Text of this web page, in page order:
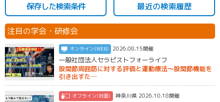
保存した検索条件 最近の検索履歴
注目の学会・研修会
オンライン(WEB) 2026.08.15開催
一般社団法人セラピストフォーライフ
股関節周囲筋に対する評価と運動療法〜股関節機能を
引き出すた…
オフライン(対面) 神奈川県 2026.10.18開催